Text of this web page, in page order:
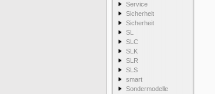
Service
Sicherheit
Sicherheit
SL
SLC
SLK
SLR
SLS
smart
Sondermodelle